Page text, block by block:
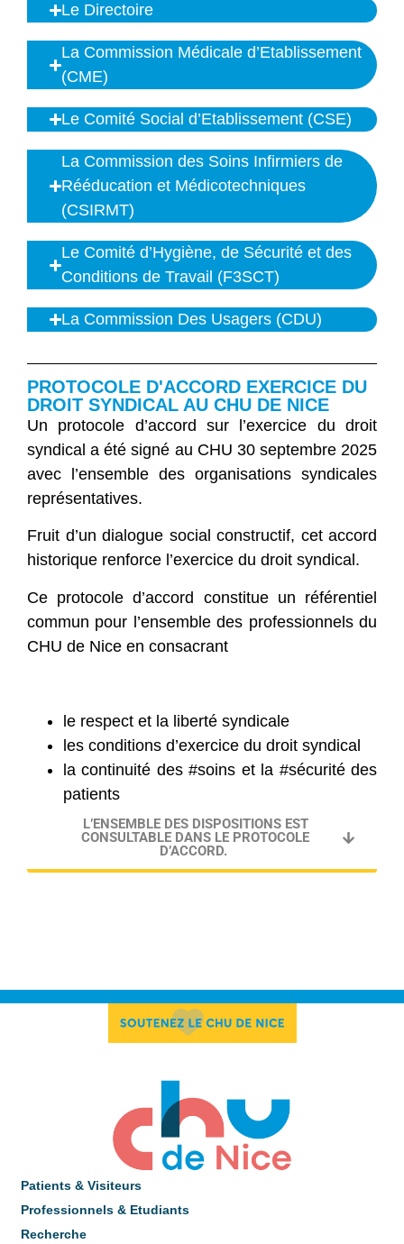
Le Directoire
La Commission Médicale d’Etablissement
(CME)
Le Comité Social d’Etablissement (CSE)
La Commission des Soins Infirmiers de
Rééducation et Médicotechniques
(CSIRMT)
Le Comité d’Hygiène, de Sécurité et des
Conditions de Travail (F3SCT)
La Commission Des Usagers (CDU)
PROTOCOLE D'ACCORD EXERCICE DU
DROIT SYNDICAL AU CHU DE NICE
Un protocole d’accord sur l’exercice du droit
syndical a été signé au CHU 30 septembre 2025
avec l’ensemble des organisations syndicales
représentatives.
Fruit d’un dialogue social constructif, cet accord
historique renforce l’exercice du droit syndical.
Ce protocole d’accord constitue un référentiel
commun pour l’ensemble des professionnels du
CHU de Nice en consacrant
le respect et la liberté syndicale
les conditions d’exercice du droit syndical
la continuité des #soins et la #sécurité des
patients
L’ENSEMBLE DES DISPOSITIONS EST
CONSULTABLE DANS LE PROTOCOLE
D’ACCORD.
Patients & Visiteurs
Professionnels & Etudiants
Recherche